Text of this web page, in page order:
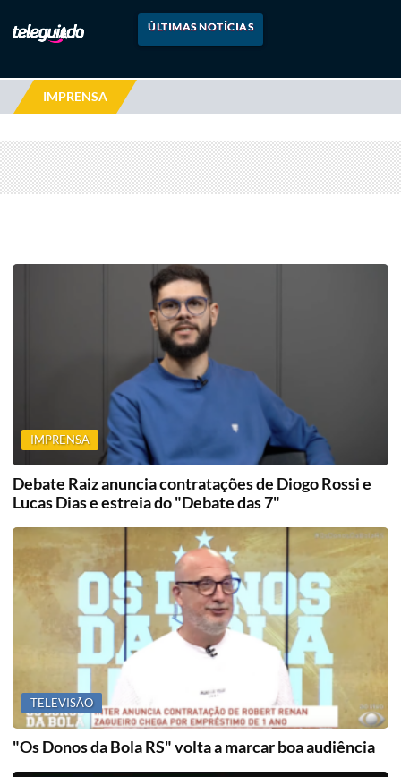
ÚLTIMAS NOTÍCIAS
IMPRENSA
IMPRENSA
Debate Raiz anuncia contratações de Diogo Rossi e
Lucas Dias e estreia do "Debate das 7"
TELEVISÃO
"Os Donos da Bola RS" volta a marcar boa audiência